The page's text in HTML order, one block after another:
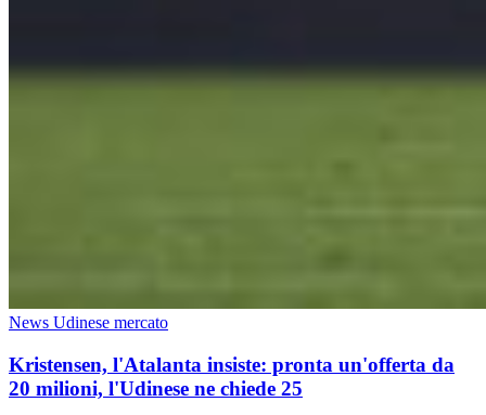
News Udinese mercato
Kristensen, l'Atalanta insiste: pronta un'offerta da
20 milioni, l'Udinese ne chiede 25